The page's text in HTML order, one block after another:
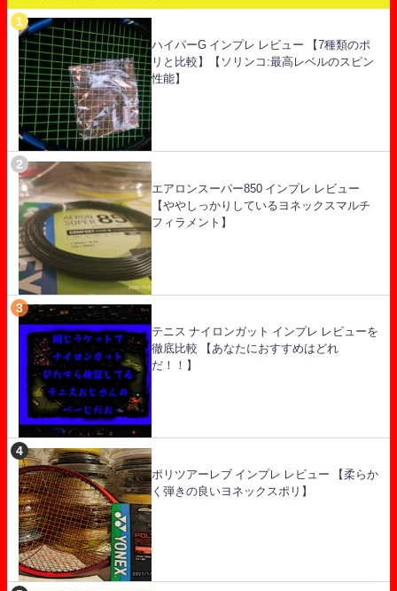
ハイパーG インプレ レビュー 【7種類のポ
リと比較】【ソリンコ:最高レベルのスピン
性能】
エアロンスーパー850 インプレ レビュー
【ややしっかりしているヨネックスマルチ
フィラメント】
テニス ナイロンガット インプレ レビューを
徹底比較 【あなたにおすすめはどれ
だ！！】
ポリツアーレブ インプレ レビュー 【柔らか
く弾きの良いヨネックスポリ】